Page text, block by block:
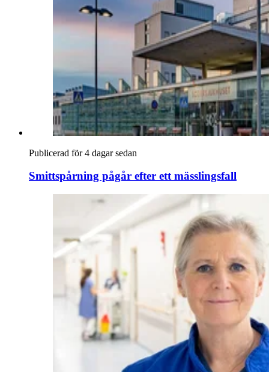
Publicerad för 4 dagar sedan
Smittspårning pågår efter ett mässlingsfall